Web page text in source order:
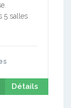
5 salles
Détails